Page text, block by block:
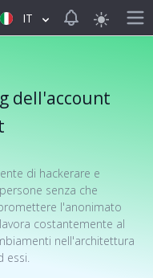
IT View
dell'account
di hackerare e
senza che
l'anonimato
costantemente al
nell'architettura
essi.